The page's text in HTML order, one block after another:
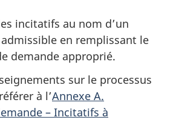
incitatifs au nom d’un
en remplissant le
demande approprié.
sur le processus
à l’Annexe A.
– Incitatifs à